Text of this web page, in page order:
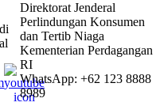
Direktorat Jenderal
Perlindungan Konsumen
dan Tertib Niaga
Kementerian Perdagangan
RI
WhatsApp: +62 123 8888
8989